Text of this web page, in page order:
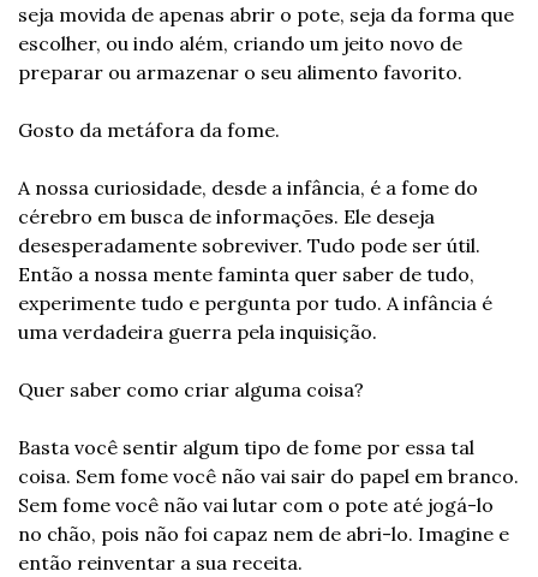
seja movida de apenas abrir o pote, seja da forma que
escolher, ou indo além, criando um jeito novo de
preparar ou armazenar o seu alimento favorito.
Gosto da metáfora da fome.
A nossa curiosidade, desde a infância, é a fome do
cérebro em busca de informações. Ele deseja
desesperadamente sobreviver. Tudo pode ser útil.
Então a nossa mente faminta quer saber de tudo,
experimente tudo e pergunta por tudo. A infância é
uma verdadeira guerra pela inquisição.
Quer saber como criar alguma coisa?
Basta você sentir algum tipo de fome por essa tal
coisa. Sem fome você não vai sair do papel em branco.
Sem fome você não vai lutar com o pote até jogá-lo
no chão, pois não foi capaz nem de abri-lo. Imagine e
então reinventar a sua receita.